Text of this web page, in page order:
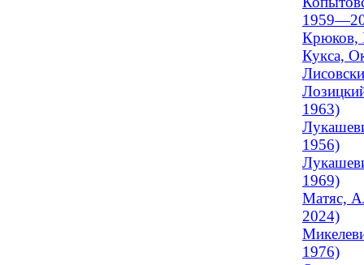
Крюков,
Кукса,
1963)
1956)
1969)
Матяс,
2024)
1976)